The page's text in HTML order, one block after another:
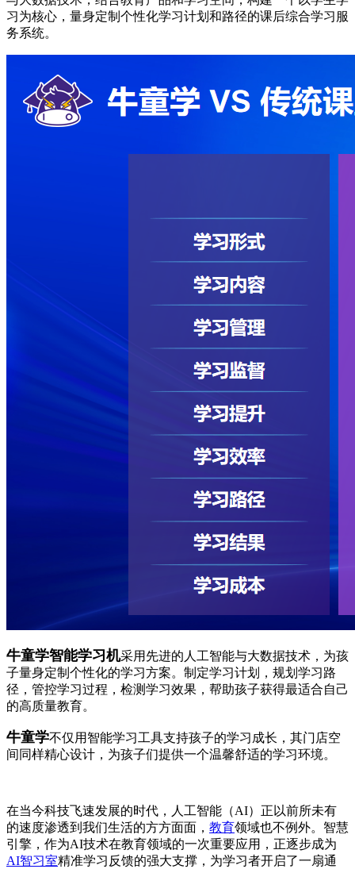
习为核心，量身定制个性化学习计划和路径的课后综合学习服
务系统。
牛童学智能学习机采用先进的人工智能与大数据技术，为孩
子量身定制个性化的学习方案。制定学习计划，规划学习路
径，管控学习过程，检测学习效果，帮助孩子获得最适合自己
的高质量教育。
牛童学不仅用智能学习工具支持孩子的学习成长，其门店空
间同样精心设计，为孩子们提供一个温馨舒适的学习环境。
在当今科技飞速发展的时代，人工智能（AI）正以前所未有
的速度渗透到我们生活的方方面面， 教育领域也不例外。智慧
引擎，作为AI技术在教育领域的一次重要应用，正逐步成为
AI智习室精准学习反馈的强大支撑，为学习者开启了一扇通